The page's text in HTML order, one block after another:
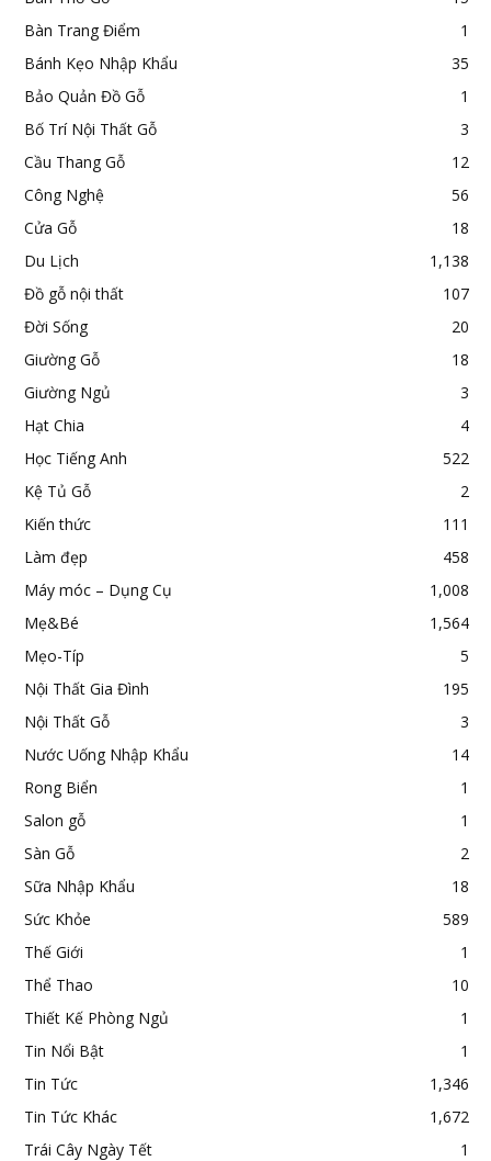
Bàn Trang Điểm
1
Bánh Kẹo Nhập Khẩu
35
Bảo Quản Đồ Gỗ
1
Bố Trí Nội Thất Gỗ
3
Cầu Thang Gỗ
12
Công Nghệ
56
Cửa Gỗ
18
Du Lịch
1,138
Đồ gỗ nội thất
107
Đời Sống
20
Giường Gỗ
18
Giường Ngủ
3
Hạt Chia
4
Học Tiếng Anh
522
Kệ Tủ Gỗ
2
Kiến thức
111
Làm đẹp
458
Máy móc – Dụng Cụ
1,008
Mẹ&Bé
1,564
Mẹo-Típ
5
Nội Thất Gia Đình
195
Nội Thất Gỗ
3
Nước Uống Nhập Khẩu
14
Rong Biển
1
Salon gỗ
1
Sàn Gỗ
2
Sữa Nhập Khẩu
18
Sức Khỏe
589
Thế Giới
1
Thể Thao
10
Thiết Kế Phòng Ngủ
1
Tin Nổi Bật
1
Tin Tức
1,346
Tin Tức Khác
1,672
Trái Cây Ngày Tết
1